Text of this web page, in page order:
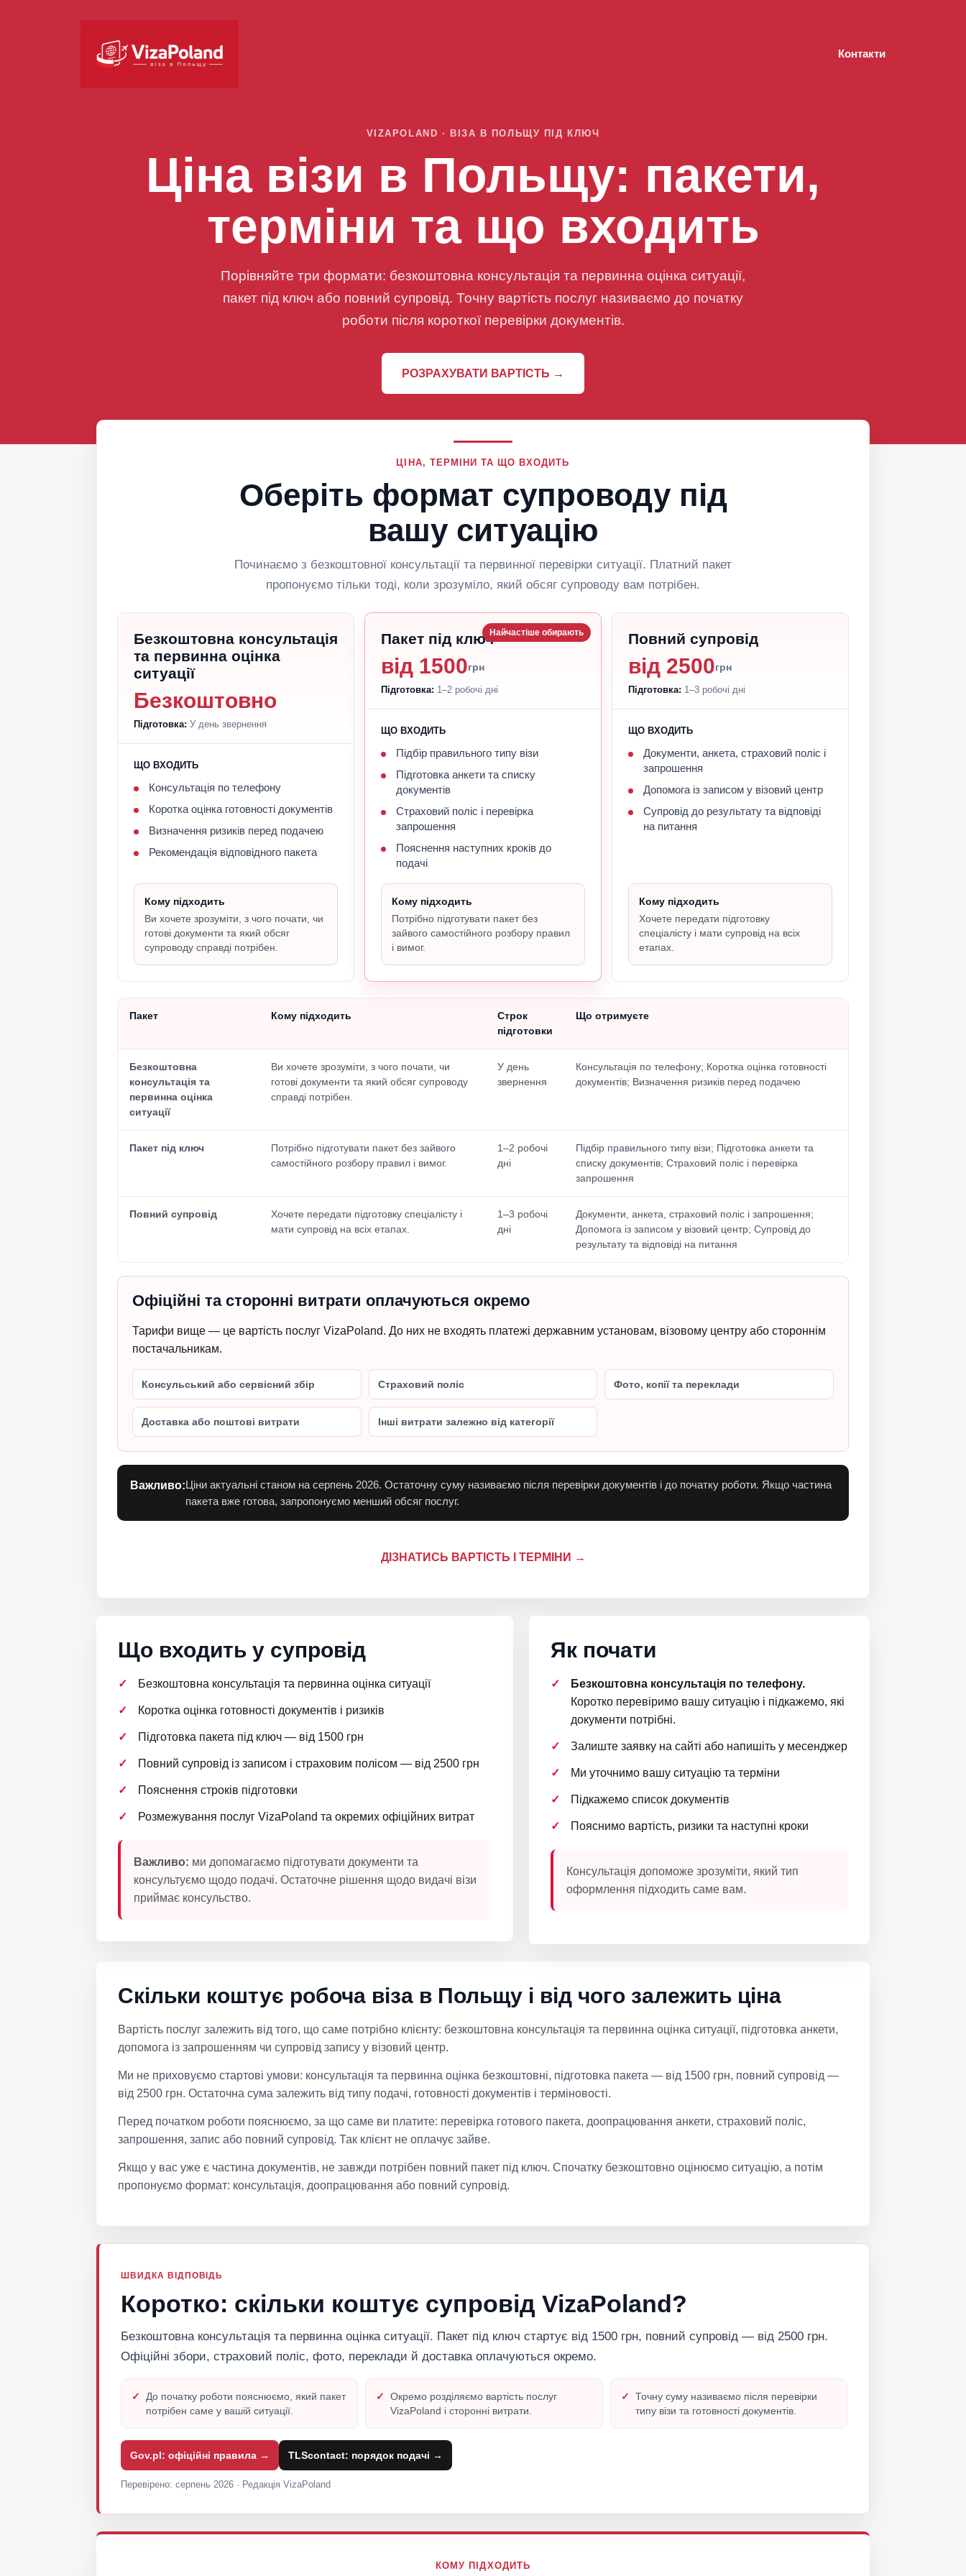
Контакти
VIZAPOLAND · ВІЗА В ПОЛЬЩУ ПІД КЛЮЧ
Ціна візи в Польщу: пакети,
терміни та що входить
Порівняйте три формати: безкоштовна консультація та первинна оцінка ситуації,
пакет під ключ або повний супровід. Точну вартість послуг називаємо до початку
роботи після короткої перевірки документів.
РОЗРАХУВАТИ ВАРТІСТЬ →
ЦІНА, ТЕРМІНИ ТА ЩО ВХОДИТЬ
Оберіть формат супроводу під
вашу ситуацію
Починаємо з безкоштовної консультації та первинної перевірки ситуації. Платний пакет
пропонуємо тільки тоді, коли зрозуміло, який обсяг супроводу вам потрібен.
Безкоштовна консультація
та первинна оцінка
ситуації
Безкоштовно
Підготовка: У день звернення
ЩО ВХОДИТЬ
Консультація по телефону
Коротка оцінка готовності документів
Визначення ризиків перед подачею
Рекомендація відповідного пакета
Кому підходить
Ви хочете зрозуміти, з чого почати, чи
готові документи та який обсяг
супроводу справді потрібен.
Найчастіше обирають
Пакет під ключ
від 1500грн
Підготовка: 1–2 робочі дні
ЩО ВХОДИТЬ
Підбір правильного типу візи
Підготовка анкети та списку
документів
Страховий поліс і перевірка
запрошення
Пояснення наступних кроків до
подачі
Кому підходить
Потрібно підготувати пакет без
зайвого самостійного розбору правил
і вимог.
Повний супровід
від 2500грн
Підготовка: 1–3 робочі дні
ЩО ВХОДИТЬ
Документи, анкета, страховий поліс і
запрошення
Допомога із записом у візовий центр
Супровід до результату та відповіді
на питання
Кому підходить
Хочете передати підготовку
спеціалісту і мати супровід на всіх
етапах.
Пакет Кому підходить
Строк
підготовки
Що отримуєте
Безкоштовна
консультація та
первинна оцінка
ситуації
Ви хочете зрозуміти, з чого почати, чи
готові документи та який обсяг супроводу
справді потрібен.
У день
звернення
Консультація по телефону; Коротка оцінка готовності
документів; Визначення ризиків перед подачею
Пакет під ключ
Потрібно підготувати пакет без зайвого
самостійного розбору правил і вимог.
1–2 робочі
дні
Підбір правильного типу візи; Підготовка анкети та
списку документів; Страховий поліс і перевірка
запрошення
Повний супровід
Хочете передати підготовку спеціалісту і
мати супровід на всіх етапах.
1–3 робочі
дні
Документи, анкета, страховий поліс і запрошення;
Допомога із записом у візовий центр; Супровід до
результату та відповіді на питання
Офіційні та сторонні витрати оплачуються окремо
Тарифи вище — це вартість послуг VizaPoland. До них не входять платежі державним установам, візовому центру або стороннім
постачальникам.
Консульський або сервісний збір Страховий поліс Фото, копії та переклади
Доставка або поштові витрати Інші витрати залежно від категорії
Важливо:Ціни актуальні станом на серпень 2026. Остаточну суму називаємо після перевірки документів і до початку роботи. Якщо частина
пакета вже готова, запропонуємо менший обсяг послуг.
ДІЗНАТИСЬ ВАРТІСТЬ І ТЕРМІНИ →
Що входить у супровід
Безкоштовна консультація та первинна оцінка ситуації
Коротка оцінка готовності документів і ризиків
Підготовка пакета під ключ — від 1500 грн
Повний супровід із записом і страховим полісом — від 2500 грн
Пояснення строків підготовки
Розмежування послуг VizaPoland та окремих офіційних витрат
Важливо: ми допомагаємо підготувати документи та
консультуємо щодо подачі. Остаточне рішення щодо видачі візи
приймає консульство.
Як почати
Безкоштовна консультація по телефону.
Коротко перевіримо вашу ситуацію і підкажемо, які
документи потрібні.
Залиште заявку на сайті або напишіть у месенджер
Ми уточнимо вашу ситуацію та терміни
Підкажемо список документів
Пояснимо вартість, ризики та наступні кроки
Консультація допоможе зрозуміти, який тип
оформлення підходить саме вам.
Скільки коштує робоча віза в Польщу і від чого залежить ціна
Вартість послуг залежить від того, що саме потрібно клієнту: безкоштовна консультація та первинна оцінка ситуації, підготовка анкети,
допомога із запрошенням чи супровід запису у візовий центр.
Ми не приховуємо стартові умови: консультація та первинна оцінка безкоштовні, підготовка пакета — від 1500 грн, повний супровід —
від 2500 грн. Остаточна сума залежить від типу подачі, готовності документів і терміновості.
Перед початком роботи пояснюємо, за що саме ви платите: перевірка готового пакета, доопрацювання анкети, страховий поліс,
запрошення, запис або повний супровід. Так клієнт не оплачує зайве.
Якщо у вас уже є частина документів, не завжди потрібен повний пакет під ключ. Спочатку безкоштовно оцінюємо ситуацію, а потім
пропонуємо формат: консультація, доопрацювання або повний супровід.
ШВИДКА ВІДПОВІДЬ
Коротко: скільки коштує супровід VizaPoland?
Безкоштовна консультація та первинна оцінка ситуації. Пакет під ключ стартує від 1500 грн, повний супровід — від 2500 грн.
Офіційні збори, страховий поліс, фото, переклади й доставка оплачуються окремо.
До початку роботи пояснюємо, який пакет
потрібен саме у вашій ситуації.
Окремо розділяємо вартість послуг
VizaPoland і сторонні витрати.
Точну суму називаємо після перевірки
типу візи та готовності документів.
Gov.pl: офіційні правила → TLScontact: порядок подачі →
Перевірено: серпень 2026 · Редакція VizaPoland
КОМУ ПІДХОДИТЬ